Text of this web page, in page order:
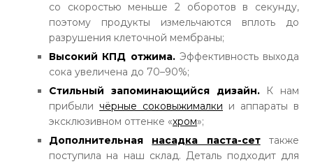
со скоростью меньше 2 оборотов в секунду,
поэтому продукты измельчаются вплоть до
разрушения клеточной мембраны;
Высокий КПД отжима.Эффективность выхода
сока увеличена до 70–90%;
Стильный запоминающийся дизайн.К нам
прибыли чёрные соковыжималки и аппараты в
эксклюзивном оттенке «хром»;
Дополнительная насадка паста-сеттакже
поступила на наш склад. Деталь подходит для